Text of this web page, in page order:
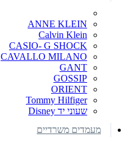
ANNE KLEIN
Calvin Klein
CASIO- G SHOCK
CAVALLO MILANO
GANT
GOSSIP
ORIENT
Tommy Hilfiger
שעוני יד Disney
מעמדים משרדיים